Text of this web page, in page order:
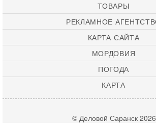
ТОВАРЫ
РЕКЛАМНОЕ
КАРТА САЙТА
МОРДОВИЯ
ПОГОДА
КАРТА
© Деловой Саранск 2026